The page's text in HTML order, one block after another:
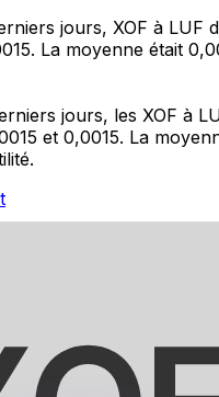
jours, XOF à LUF
La moyenne était
jours, les XOF à
et 0,0015. La
devises. Convertissez des
de taux et transférez